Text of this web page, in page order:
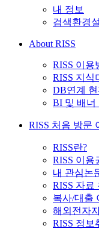
내 정보
검색환경
About RISS
RISS 이용
RISS 지식
DB연계
BI 및 배너
RISS 처음 방문
RISS란?
RISS 이용
내 관심논
RISS 자료
복사/대출
해외전자
RISS 정보